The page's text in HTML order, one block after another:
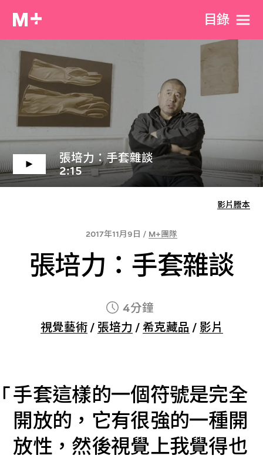
目​錄
張培力：手套雜談
2:15
影片謄本
2017年11月9日 / M+團隊
張培力：手套雜談
4分鐘
視覺藝術/ 張培力 / 希克藏品 / 影片
手套這樣的一個符號是完全
開放的，它有很強的一種開
放性，然後視覺上我覺得也